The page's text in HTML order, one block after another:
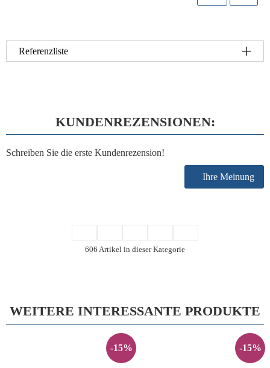
Referenzliste
KUNDENREZENSIONEN:
Schreiben Sie die erste Kundenrezension!
Ihre Meinung
606 Artikel in dieser Kategorie
WEITERE INTERESSANTE PRODUKTE
-15% -15%